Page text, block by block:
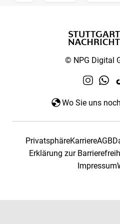
© NPG Digital
Wo Sie uns
PrivatsphäreKarriereAGB
Erklärung zur
Impressum